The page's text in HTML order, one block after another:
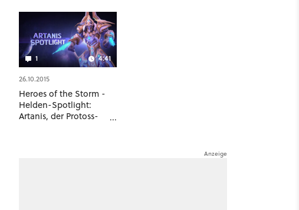
1 4:41
26.10.2015
Heroes of the Storm -
Helden-Spotlight:
Artanis, der Protoss-